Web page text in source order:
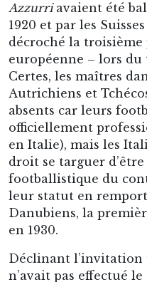
Azzurriavaient été
1920 et par les
décroché la
européenne – lors
Certes, les maîtres
Autrichiens et
absents car leurs
officiellement
en Italie), mais les
droit se targuer
footballistique du
leur statut en
Danubiens, la
en 1930.
Déclinant l’invitation
n’avait pas effectué